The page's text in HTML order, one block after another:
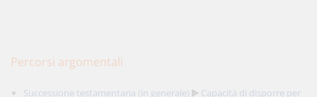
Percorsi argomentali
Successione testamentaria (in generale)
Capacità di disporre per